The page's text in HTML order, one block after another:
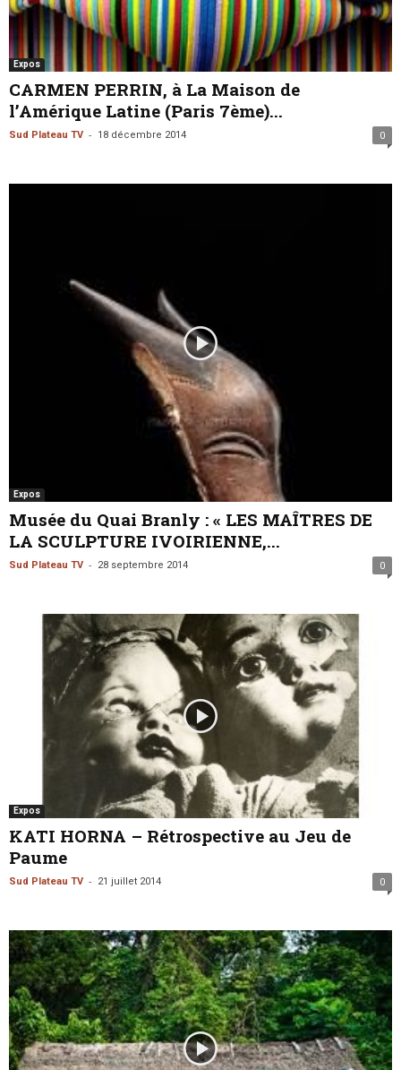
Expos
CARMEN PERRIN, à La Maison de
l’Amérique Latine (Paris 7ème)...
Sud Plateau TV - 18 décembre 2014 0
Expos
Musée du Quai Branly : « LES MAÎTRES DE
LA SCULPTURE IVOIRIENNE,...
Sud Plateau TV - 28 septembre 2014 0
Expos
KATI HORNA – Rétrospective au Jeu de
Paume
Sud Plateau TV - 21 juillet 2014 0